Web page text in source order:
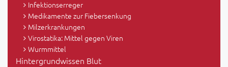
Infektionserreger
Medikamente zur Fiebersenkung
Milzerkrankungen
Virostatika: Mittel gegen Viren
Wurmmittel
Hintergrundwissen Blut